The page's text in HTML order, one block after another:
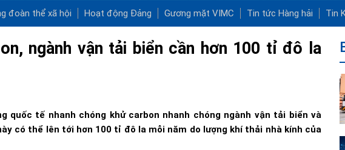
đoàn thể xã hội Hoạt động Đảng Gương mặt VIMC Tin tức Hàng hải Tin
ngành vận tải biển cần hơn 100 tỉ đô la
quốc tế nhanh chóng khử carbon nhanh chóng ngành vận tải biển và
có thể lên tới hơn 100 tỉ đô la mỗi năm do lượng khí thải nhà kính của